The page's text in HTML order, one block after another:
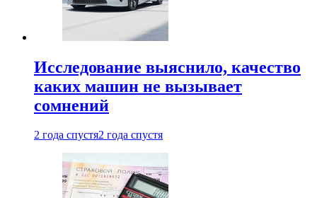
Исследование выяснило, качество
каких машин не вызывает
сомнений
2 года спустя2 года спустя